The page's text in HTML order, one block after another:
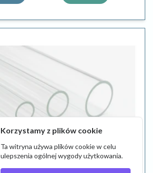
Korzystamy z plików cookie
Ta witryna używa plików cookie w celu
ulepszenia ogólnej wygody użytkowania.